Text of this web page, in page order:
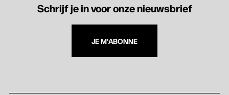
Schrijf je in voor onze nieuwsbrief
JE M'ABONNE